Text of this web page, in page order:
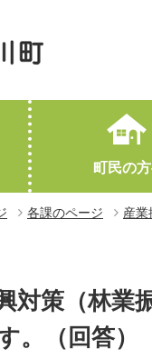
町民の
各課のページ 産業
対策（林業
。（回答）